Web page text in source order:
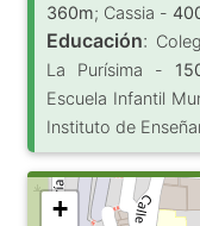
360m; Cassia -
Educación:
La Purísima -
Escuela Infantil
Instituto de
+